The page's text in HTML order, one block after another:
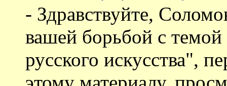
- Здравствуйте,
вашей борьбой с темой
русского искусства",